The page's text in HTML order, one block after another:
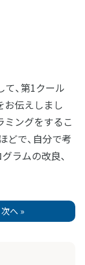
、第1クール
お伝えしまし
ミングをするこ
どで、自分で考
ラムの改良、
次へ »